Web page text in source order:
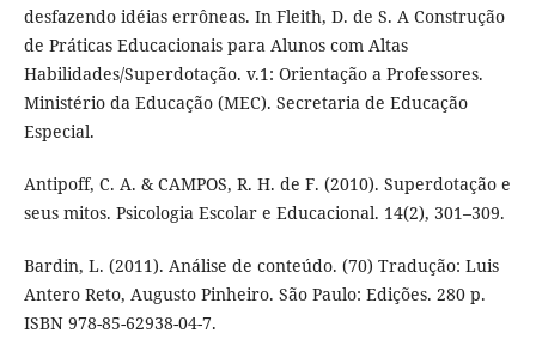
desfazendo idéias errôneas. In Fleith, D. de S. A Construção
de Práticas Educacionais para Alunos com Altas
Habilidades/Superdotação. v.1: Orientação a Professores.
Ministério da Educação (MEC). Secretaria de Educação
Especial.
Antipoff, C. A. & CAMPOS, R. H. de F. (2010). Superdotação e
seus mitos. Psicologia Escolar e Educacional. 14(2), 301–309.
Bardin, L. (2011). Análise de conteúdo. (70) Tradução: Luis
Antero Reto, Augusto Pinheiro. São Paulo: Edições. 280 p.
ISBN 978-85-62938-04-7.